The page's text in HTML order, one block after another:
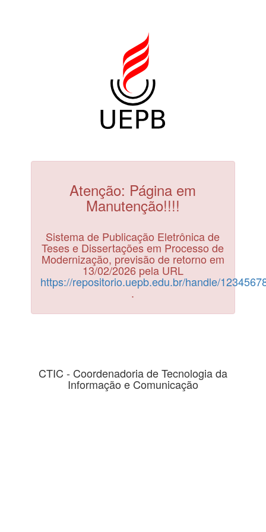
Atenção: Página em
Manutenção!!!!
Sistema de Publicação Eletrônica de
Teses e Dissertações em Processo de
Modernização, previsão de retorno em
13/02/2026 pela URL
https://repositorio.uepb.edu.br/handle/
.
CTIC - Coordenadoria de Tecnologia da
Informação e Comunicação